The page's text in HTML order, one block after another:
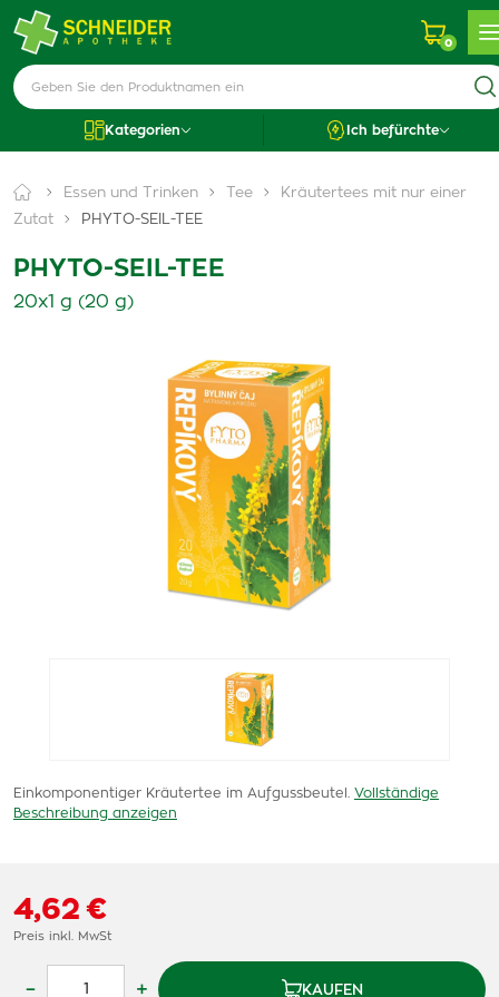
0
Kategorien Ich befürchte
Essen und Trinken Tee
Kräutertees mit nur einer
Zutat
PHYTO-SEIL-TEE
PHYTO-SEIL-TEE
20x1 g (20 g)
Einkomponentiger Kräutertee im Aufgussbeutel.
Vollständige
Beschreibung anzeigen
4,62 €
Preis inkl. MwSt
– + KAUFEN